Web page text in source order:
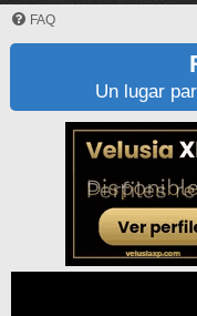
FAQ
Un lugar